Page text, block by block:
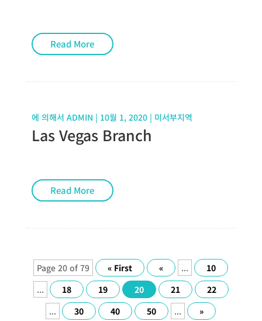
Read More
에 의해서 ADMIN | 10월 1, 2020| 미서부지역
Las Vegas Branch
Read More
Page 20 of 79 « First « ...
10
...
18 19 20 21
22
...
30 40 50 ...
»